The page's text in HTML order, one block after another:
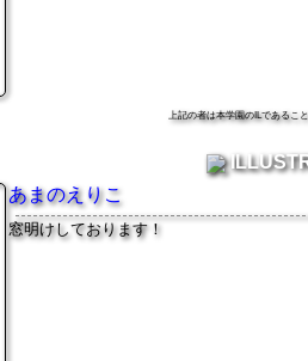
上記の者は本学園のILである
あまのえりこ
窓明けしております！